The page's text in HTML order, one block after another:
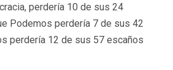
perdería 10 de sus 24
Podemos perdería 7 de sus 42
perdería 12 de sus 57 escaños